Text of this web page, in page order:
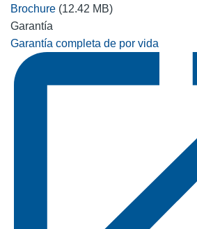
Brochure (12.42 MB)
Garantía
Garantía completa de por vida